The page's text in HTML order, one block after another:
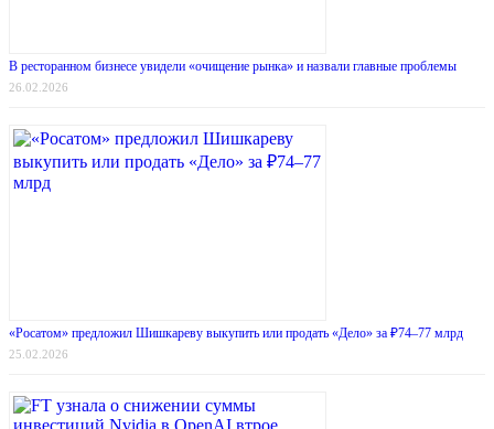
В ресторанном бизнесе увидели «очищение рынка» и назвали главные проблемы
26.02.2026
«Росатом» предложил Шишкареву выкупить или продать «Дело» за ₽74–77 млрд
25.02.2026